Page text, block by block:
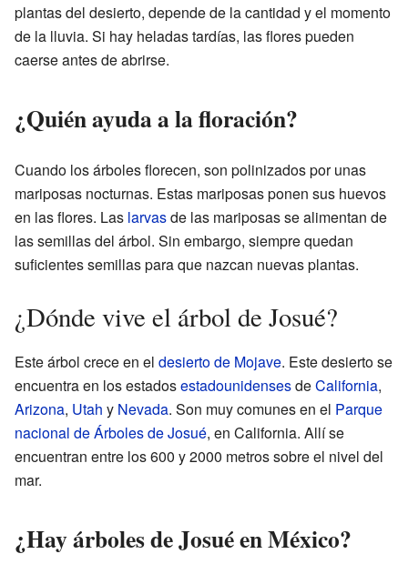
plantas del desierto, depende de la cantidad y el momento
de la lluvia. Si hay heladas tardías, las flores pueden
caerse antes de abrirse.
¿Quién ayuda a la floración?
Cuando los árboles florecen, son polinizados por unas
mariposas nocturnas. Estas mariposas ponen sus huevos
en las flores. Las larvasde las mariposas se alimentan de
las semillas del árbol. Sin embargo, siempre quedan
suficientes semillas para que nazcan nuevas plantas.
¿Dónde vive el árbol de Josué?
Este árbol crece en el desierto de Mojave. Este desierto se
encuentra en los estadosestadounidensesdeCalifornia,
Arizona, Utah y Nevada. Son muy comunes en el Parque
nacional de Árboles de Josué, en California. Allí se
encuentran entre los 600 y 2000 metros sobre el nivel del
mar.
¿Hay árboles de Josué en México?